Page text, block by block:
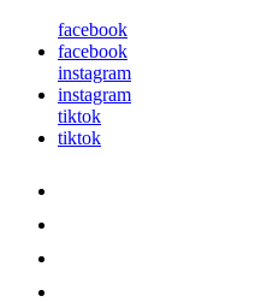
facebook
facebook
instagram
instagram
tiktok
tiktok